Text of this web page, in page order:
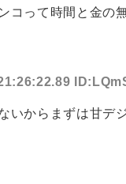
コって時間と金の無
いからまずは甘